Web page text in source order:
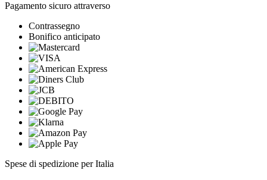
Pagamento sicuro attraverso
Contrassegno
Bonifico anticipato
Spese di spedizione per Italia